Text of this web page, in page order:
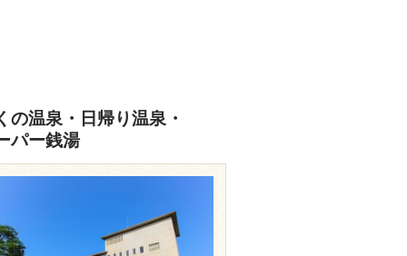
の温泉・日帰り温泉・
パー銭湯